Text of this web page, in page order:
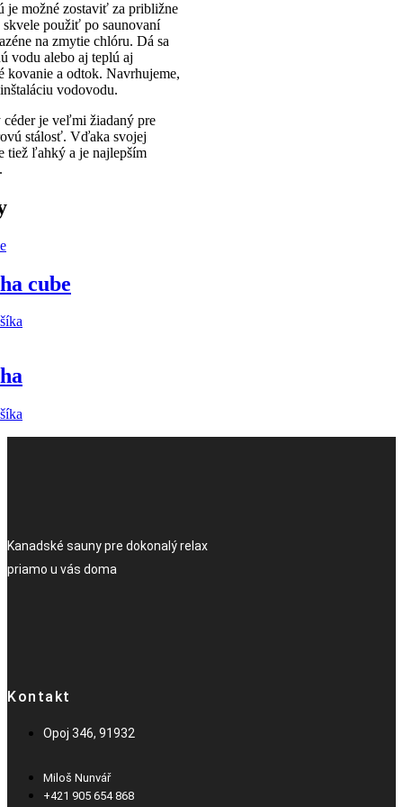
je možné zostaviť za približne
použiť po saunovaní
na zmytie chlóru. Dá sa
vodu alebo aj teplú aj
kovanie a odtok. Navrhujeme,
vodovodu.
je veľmi žiadaný pre
stálosť. Vďaka svojej
tiež ľahký a je najlepším
cube
Kanadské sauny pre dokonalý relax
priamo u vás doma
Kontakt
Opoj 346, 91932
Miloš Nunvář
+421 905 654 868​